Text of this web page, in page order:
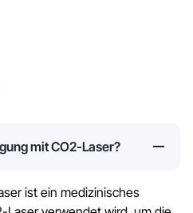
mit CO2-Laser?
ist ein medizinisches